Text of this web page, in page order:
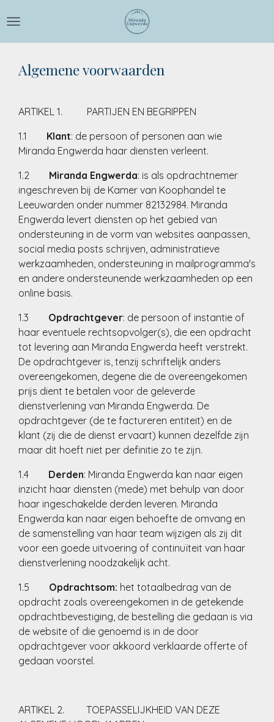
direct
naar
hoofdinhoud
Algemene voorwaarden
ARTIKEL 1. PARTIJEN EN BEGRIPPEN
1.1 Klant: de persoon of personen aan wie
Miranda Engwerda haar diensten verleent.
1.2
Miranda Engwerda: is als opdrachtnemer
ingeschreven bij de Kamer van Koophandel te
Leeuwarden onder nummer 82132984. Miranda
Engwerda levert diensten op het gebied van
ondersteuning in de vorm van websites aanpassen,
social media posts schrijven, administratieve
werkzaamheden, ondersteuning in mailprogramma's
en andere ondersteunende werkzaamheden op een
online basis.
1.3 Opdrachtgever: de persoon of instantie of
haar eventuele rechtsopvolger(s), die een opdracht
tot levering aan Miranda Engwerda heeft verstrekt.
De opdrachtgever is, tenzij schriftelijk anders
overeengekomen, degene die de overeengekomen
prijs dient te betalen voor de geleverde
dienstverlening van Miranda Engwerda. De
opdrachtgever (de te factureren entiteit) en de
klant (zij die de dienst ervaart) kunnen dezelfde zijn
maar dit hoeft niet per definitie zo te zijn.
1.4 Derden: Miranda Engwerda kan naar eigen
inzicht haar diensten (mede) met behulp van door
haar ingeschakelde derden leveren. Miranda
Engwerda kan naar eigen behoefte de omvang en
de samenstelling van haar team wijzigen als zij dit
voor een goede uitvoering of continuïteit van haar
dienstverlening noodzakelijk acht.
1.5 Opdrachtsom: het totaalbedrag van de
opdracht zoals overeengekomen in de getekende
opdrachtbevestiging, de bestelling die gedaan is via
de website of die genoemd is in de door
opdrachtgever voor akkoord verklaarde offerte of
gedaan voorstel.
ARTIKEL 2. TOEPASSELIJKHEID VAN DEZE